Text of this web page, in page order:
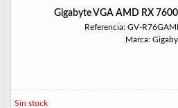
Gigabyte VGA AMD RX
Referencia: GV-
Marca:
Sin stock